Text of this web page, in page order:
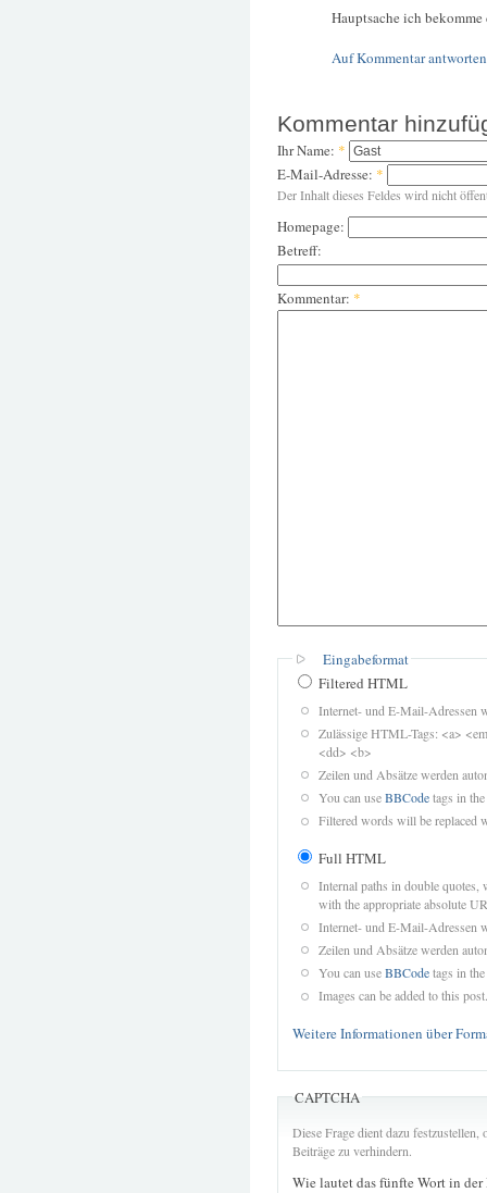
Hauptsache ich
Auf Kommentar antworten
Kommentar
Ihr Name: *
E-Mail-Adresse: *
Der Inhalt dieses Feldes wird nicht
Homepage:
Betreff:
Kommentar: *
Eingabeformat
Filtered HTML
Internet- und E-Mail-Adressen
Zulässige HTML-Tags: <a>
<dd> <b>
Zeilen und Absätze werden
You can useBBCodetags in
Filtered words will be replaced
Full HTML
Internal paths in double quotes,
with the appropriate absolute
Internet- und E-Mail-Adressen
Zeilen und Absätze werden
You can useBBCodetags in
Images can be added to this post.
Weitere Informationen über
CAPTCHA
Diese Frage dient dazu
Beiträge zu verhindern.
Wie lautet das fünfte Wort in der